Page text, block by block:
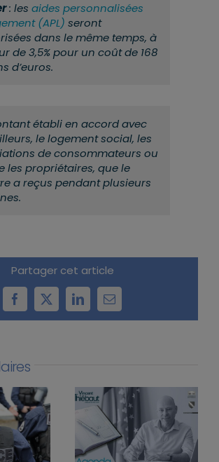
: les aides personnalisées
(APL) seront
dans le même temps, à
de 3,5% pour un coût de 168
d’euros.
établi en accord avec
le logement social, les
de consommateurs ou
les propriétaires, que le
a reçus pendant plusieurs
Partager cet article
Facebook
X LinkedInEmail